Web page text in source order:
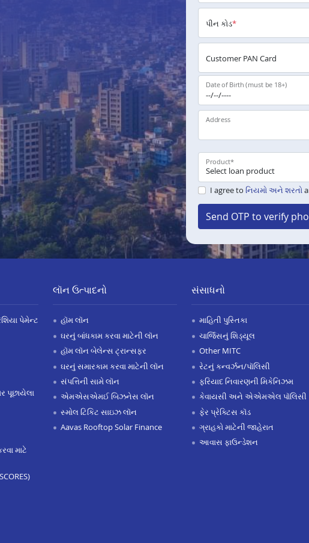
પીન કોડ*
Customer PAN Card
Date of Birth (must be 18+)
Address
Product*
I agree to નિયમો અને શરતો
Send OTP to verify
પેમેન્ટ
પૂછાયેલા
માટે
લૉન ઉત્પાદનો
હૉમ લૉન
ઘરનું બાંધકામ કરવા માટેની લૉન
હૉમ લૉન બેલેન્સ ટ્રાન્સફર
ઘરનું સમારકામ કરવા માટેની લૉન
સંપત્તિની સામે લૉન
એમએસએમઈ બિઝનેસ લૉન
સ્મોલ ટિકિટ સાઇઝ લૉન
Aavas Rooftop Solar Finance
સંસાધનો
માહિતી પુસ્તિકા
ચાર્જિસનું શિડ્યૂલ
Other MITC
રેટનું કન્વર્ઝન/પૉલિસી
ફરિયાદ નિવારણની મિકેનિઝમ
કેવાયસી અને એએમએલ પૉલિસી
ફેર પ્રેક્ટિસ કૉડ
ગ્રાહકો માટેની જાહેરાત
આવાસ ફાઉન્ડેશન